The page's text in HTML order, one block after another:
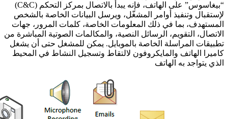
“بيغاسوس” على الهاتف، فإنه يبدأ بالاتصال بمركز التحكم (C&C)
لإستقبال وتنفيذ أوامر المشغّل، ويرسل البيانات الخاصة بالشخص
المستهدف، بما في ذلك المعلومات الخاصة، كلمات المرور، جهات
الاتصال، التقويم، الرسائل النصية، والمكالمات الصوتية المباشرة من
تطبيقات المراسلة الخاصة بالموبايل. يمكن للمشغل حتى أن يشغل
كاميرا الهاتف والمايكروفون لالتقاط وتسجيل النشاط في المحيط
الذي يتواجد به الهاتف